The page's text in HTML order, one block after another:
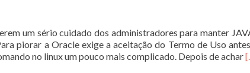
um sério cuidado dos administradores para manter
piorar a Oracle exige a aceitação do Termo de Uso
no linux um pouco mais complicado. Depois de achar